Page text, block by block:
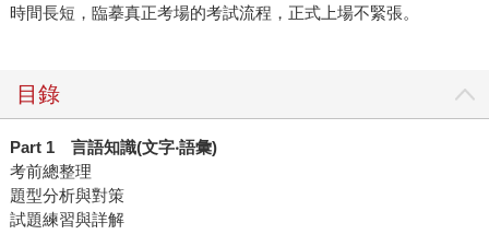
時間長短，臨摹真正考場的考試流程，正式上場不緊張。
目錄
Part 1 言語知識(文字‧語彙)
考前總整理
題型分析與對策
試題練習與詳解